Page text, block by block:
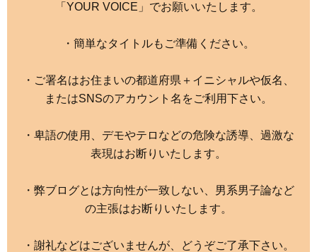
「YOUR VOICE」でお願いいたします。
・簡単なタイトルもご準備ください。
・ご署名はお住まいの都道府県＋イニシャルや仮名、
またはSNSのアカウント名をご利用下さい。
・卑語の使用、デモやテロなどの危険な誘導、過激な
表現はお断りいたします。
・弊ブログとは方向性が一致しない、男系男子論など
の主張はお断りいたします。
・謝礼などはございませんが、どうぞご了承下さい。